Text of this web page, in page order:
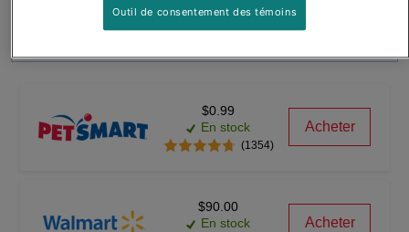
$0.99
En stock
(1354)
Acheter
$90.00
En stock
Acheter
Outil de consentement des témoins